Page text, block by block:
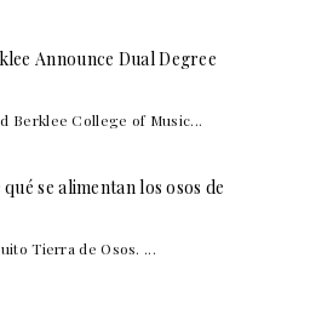
Announce Dual Degree
Berklee College of Music...
se alimentan los osos de
Tierra de Osos. ...